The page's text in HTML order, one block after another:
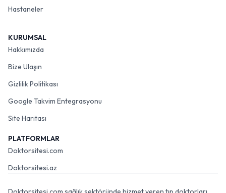
Hastaneler
KURUMSAL
Hakkımızda
Bize Ulaşın
Gizlilik Politikası
Google Takvim Entegrasyonu
Site Haritası
PLATFORMLAR
Doktorsitesi.com
Doktorsitesi.az